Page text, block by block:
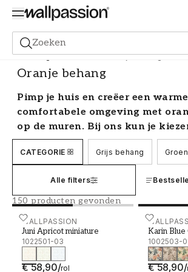
Zoeken
Behang Kleurenschaal Oranje behang
Oranje behang
Pimp je huis en creëer een
comfortabele omgeving met
op de muren. Bij ons kun je
effen als oranje behang met
bekende merken.
Waar past een oranje
Een oranje muurbekleding geeft
warmte, vrolijkheid en spontaniteit.
eenvoud zijn ook twee kwaliteiten
levendige kleur uitstraalt. Dit
oranje behang perfect is in elke
CATEGORIE Grijs behang
Alle filters
150 producten gevonden
WALLPASSION
Juni Apricot miniature
1022501-03
€ 58,90/rol
Juni Apricot miniature - 1022501-03
Karin Blue
1002503-
€ 58,90/
Karin